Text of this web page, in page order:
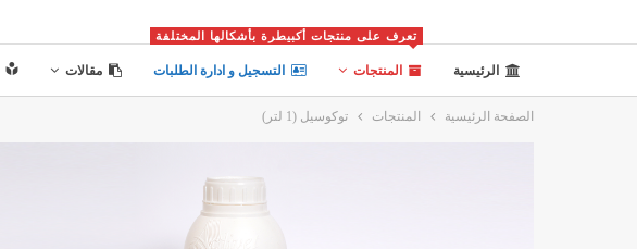
الرئيسية المنتجات
تعرف على منتجات أكبيطرة بأشكالها المختلفة
التسجيل و ادارة الطلبات مقالات
الصفحة الرئيسية المنتجات توكوسيل (1 لتر)